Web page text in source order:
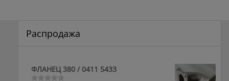
Распродажа
ФЛАНЕЦ 380 / 0411 5433